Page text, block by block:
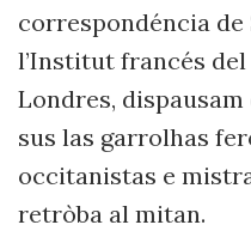
correspondéncia de
l’Institut francés
Londres,
sus las garrolhas
occitanistas e
retròba al mitan.